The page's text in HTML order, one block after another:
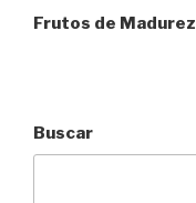
Frutos de Madurez
Buscar